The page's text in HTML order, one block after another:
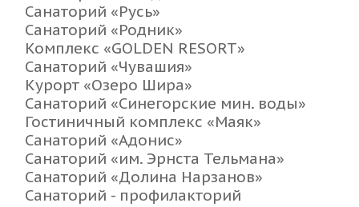
Санаторий «Русь»
Санаторий «Родник»
Комплекс «GOLDEN RESORT»
Санаторий «Чувашия»
Курорт «Озеро Шира»
Санаторий «Синегорские мин. воды»
Гостиничный комплекс «Маяк»
Санаторий «Адонис»
Санаторий «им. Эрнста Тельмана»
Санаторий «Долина Нарзанов»
Санаторий - профилакторий